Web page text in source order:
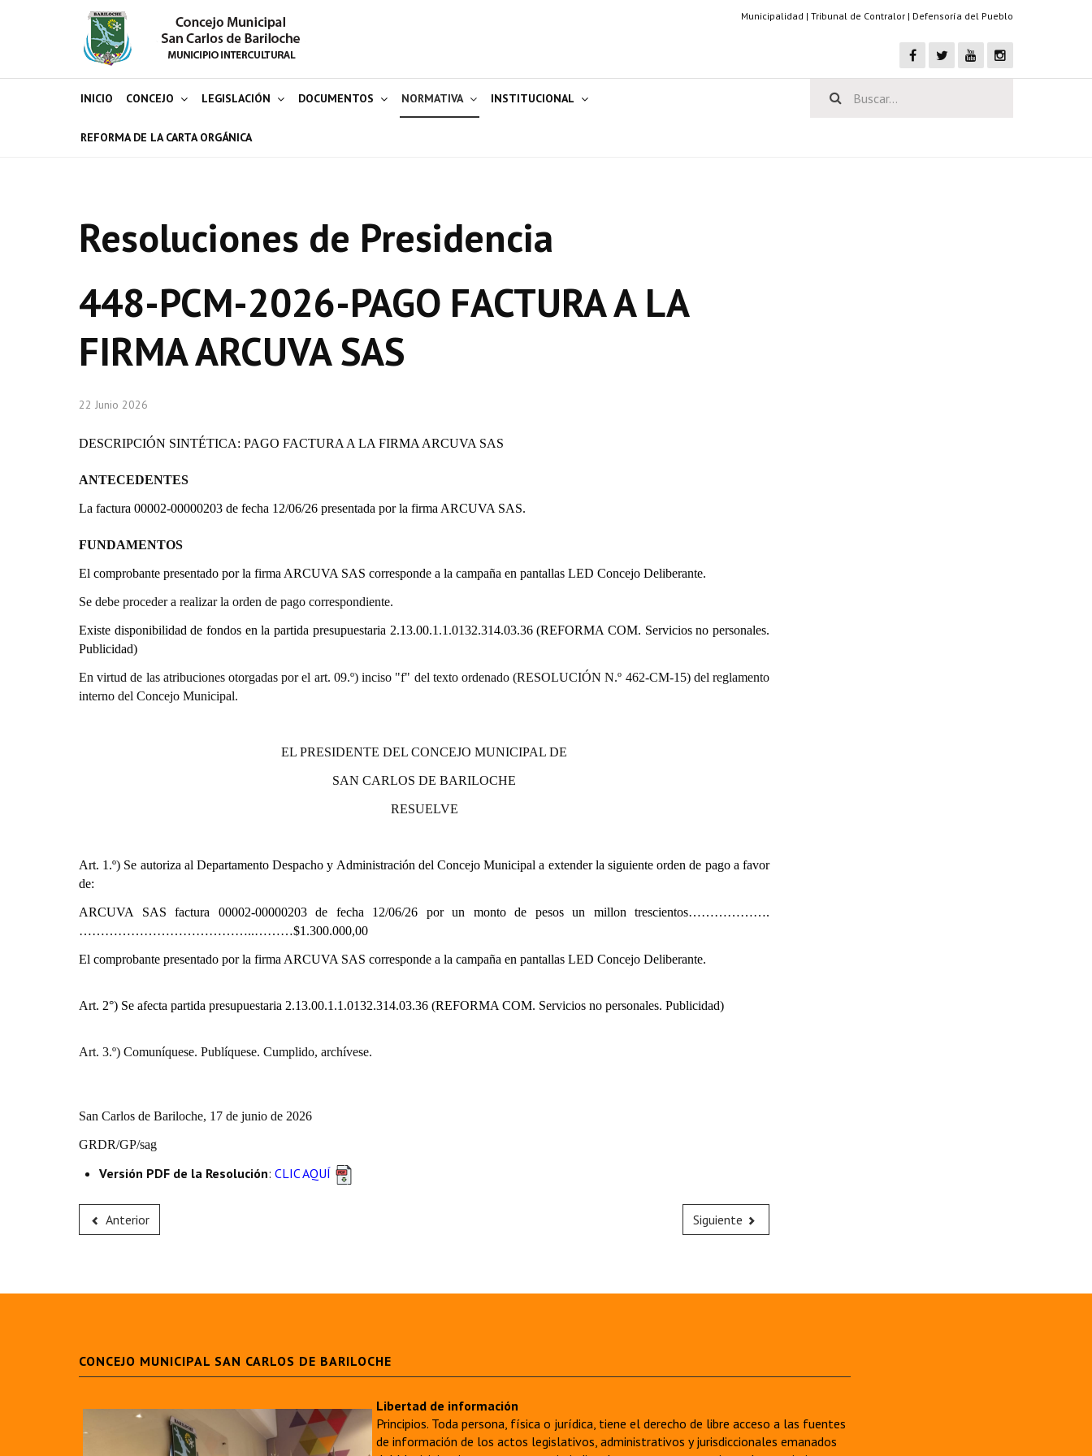
Municipalidad | Tribunal de Contralor | Defensoría del Pueblo
INICIO CONCEJO LEGISLACIÓN DOCUMENTOS NORMATIVA INSTITUCIONAL
REFORMA DE LA CARTA ORGÁNICA
Resoluciones de Presidencia
448-PCM-2026-PAGO FACTURA A LA
FIRMA ARCUVA SAS
22 Junio 2026
DESCRIPCIÓN SINTÉTICA: PAGO FACTURA A LA FIRMA ARCUVA SAS
ANTECEDENTES
La factura 00002-00000203 de fecha 12/06/26 presentada por la firma ARCUVA SAS.
FUNDAMENTOS
El comprobante presentado por la firma ARCUVA SAS corresponde a la campaña en pantallas LED Concejo Deliberante.
Se debe proceder a realizar la orden de pago correspondiente.
Existe disponibilidad de fondos en la partida presupuestaria 2.13.00.1.1.0132.314.03.36 (REFORMA COM. Servicios no personales.
Publicidad)
En virtud de las atribuciones otorgadas por el art. 09.º) inciso "f" del texto ordenado (RESOLUCIÓN N.º 462-CM-15) del reglamento
interno del Concejo Municipal.
EL PRESIDENTE DEL CONCEJO MUNICIPAL DE
SAN CARLOS DE BARILOCHE
RESUELVE
Art. 1.º) Se autoriza al Departamento Despacho y Administración del Concejo Municipal a extender la siguiente orden de pago a favor
de:
ARCUVA SAS factura 00002-00000203 de fecha 12/06/26 por un monto de pesos un millon trescientos……………….
…………………………………..………$1.300.000,00
El comprobante presentado por la firma ARCUVA SAS corresponde a la campaña en pantallas LED Concejo Deliberante.
Art. 2°) Se afecta partida presupuestaria 2.13.00.1.1.0132.314.03.36 (REFORMA COM. Servicios no personales. Publicidad)
Art. 3.º) Comuníquese. Publíquese. Cumplido, archívese.
San Carlos de Bariloche, 17 de junio de 2026
GRDR/GP/sag
Versión PDF de la Resolución: CLIC AQUÍ
Anterior Siguiente
CONCEJO MUNICIPAL SAN CARLOS DE BARILOCHE
Libertad de información
Principios. Toda persona, física o jurídica, tiene el derecho de libre acceso a las fuentes
de información de los actos legislativos, administrativos y jurisdiccionales emanados